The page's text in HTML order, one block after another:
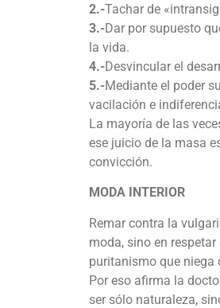
2.-Tachar de
3.-Dar por supuesto
la vida.
4.-Desvincular el
5.-Mediante el poder
vacilación e
La mayoría de las
ese juicio de la masa
convicción.
MODA INTERIOR
Remar contra la
moda, sino en
puritanismo que niega
Por eso afirma la
ser sólo naturaleza,